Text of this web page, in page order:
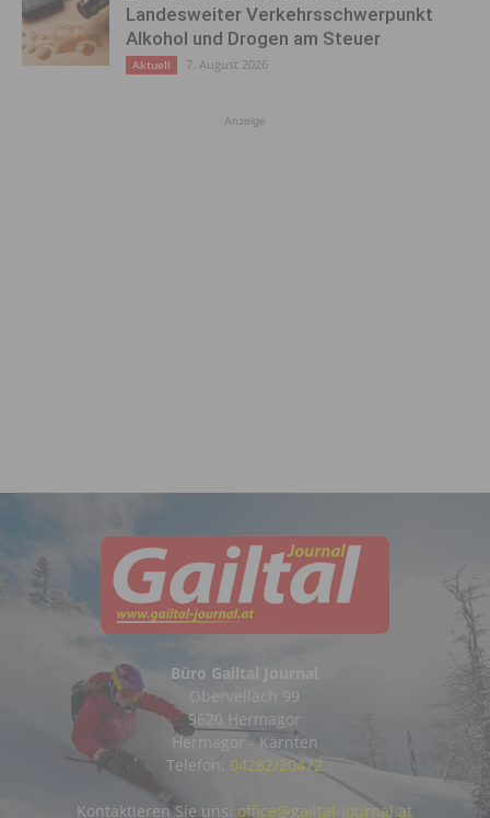
Landesweiter Verkehrsschwerpunkt
Alkohol und Drogen am Steuer
Aktuell 7. August 2026
Anzeige
Büro Gailtal Journal
Obervellach 99
9620 Hermagor
Hermagor - Kärnten
Telefon: 04282/20472
Kontaktieren Sie uns: office@gailtal-journal.at